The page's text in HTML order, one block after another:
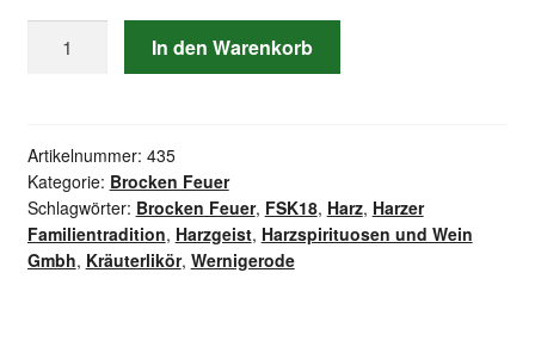
Brocken-
In den Warenkorb
Artikelnummer: 435
Kategorie: Brocken Feuer
Schlagwörter: Brocken Feuer, FSK18, Harz, Harzer
Familientradition, Harzgeist, Harzspirituosen und Wein
Gmbh, Kräuterlikör, Wernigerode